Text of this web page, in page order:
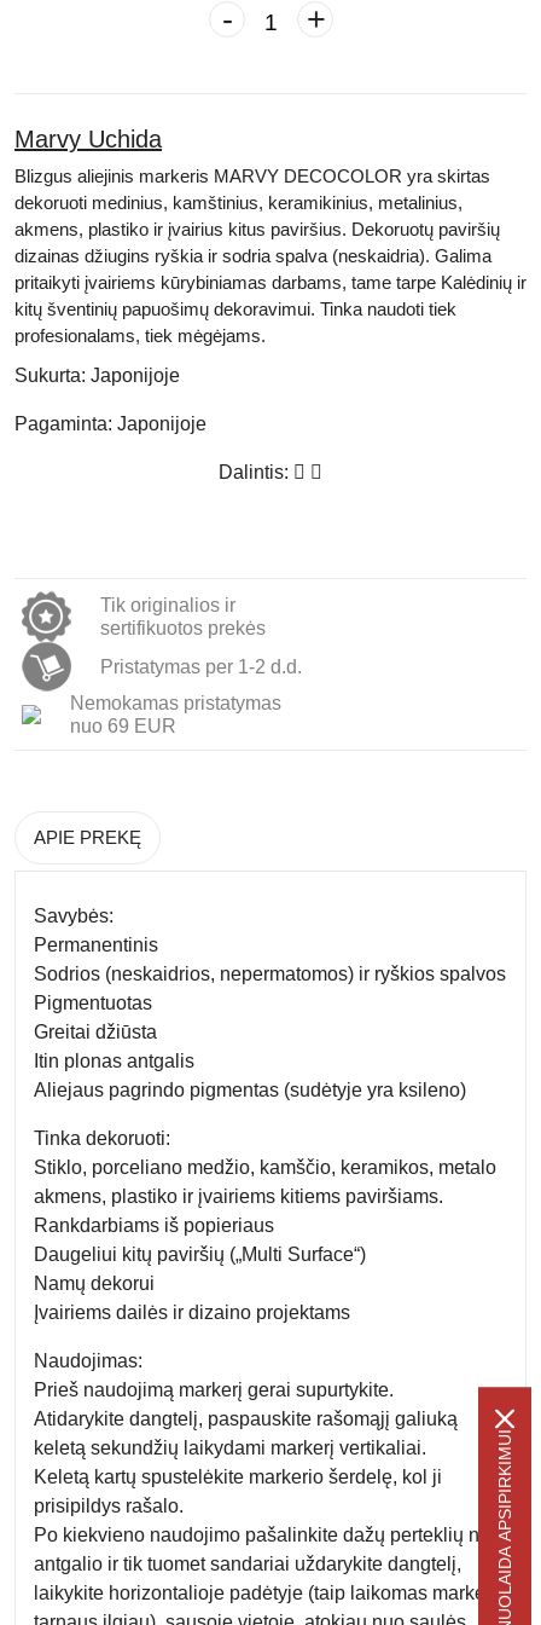
- +
Marvy Uchida
Blizgus aliejinis markeris MARVY DECOCOLOR yra skirtas
dekoruoti medinius, kamštinius, keramikinius, metalinius,
akmens, plastiko ir įvairius kitus paviršius. Dekoruotų paviršių
dizainas džiugins ryškia ir sodria spalva (neskaidria). Galima
pritaikyti įvairiems kūrybiniamas darbams, tame tarpe Kalėdinių ir
kitų šventinių papuošimų dekoravimui. Tinka naudoti tiek
profesionalams, tiek mėgėjams.
Sukurta: Japonijoje
Pagaminta: Japonijoje
Dalintis:
Tik originalios ir
sertifikuotos prekės
Pristatymas per 1-2 d.d.
Nemokamas pristatymas
nuo 69 EUR
APIE PREKĘ
Savybės:
Permanentinis
Sodrios (neskaidrios, nepermatomos) ir ryškios spalvos
Pigmentuotas
Greitai džiūsta
Itin plonas antgalis
Aliejaus pagrindo pigmentas (sudėtyje yra ksileno)
Tinka dekoruoti:
Stiklo, porceliano medžio, kamščio, keramikos, metalo
akmens, plastiko ir įvairiems kitiems paviršiams.
Rankdarbiams iš popieriaus
Daugeliui kitų paviršių („Multi Surface“)
Namų dekorui
Įvairiems dailės ir dizaino projektams
Naudojimas:
Prieš naudojimą markerį gerai supurtykite.
Atidarykite dangtelį, paspauskite rašomąjį galiuką
keletą sekundžių laikydami markerį vertikaliai.
Keletą kartų spustelėkite markerio šerdelę, kol ji
prisipildys rašalo.
Po kiekvieno naudojimo pašalinkite dažų perteklių nuo
antgalio ir tik tuomet sandariai uždarykite dangtelį,
laikykite horizontalioje padėtyje (taip laikomas markeris-5% NUOLAIDA APSIPIRKIMUI